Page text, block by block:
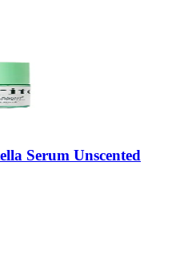
Serum Unscented